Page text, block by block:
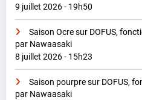
9 juillet 2026 - 19h50
Saison Ocre sur DOFUS,
par Nawaasaki
8 juillet 2026 - 15h23
Saison pourpre sur DOFUS,
par Nawaasaki